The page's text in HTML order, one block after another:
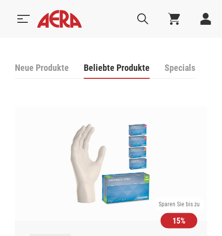
Neue Produkte Beliebte Produkte Specials
Sparen Sie bis zu
15%